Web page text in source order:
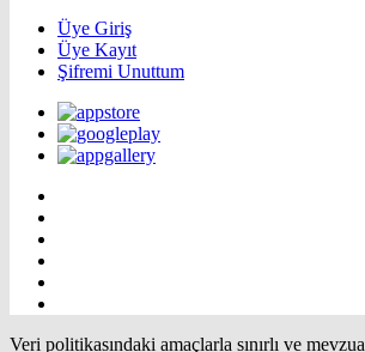
Üye Giriş
Üye Kayıt
Şifremi Unuttum
Veri politikasındaki amaçlarla sınırlı ve